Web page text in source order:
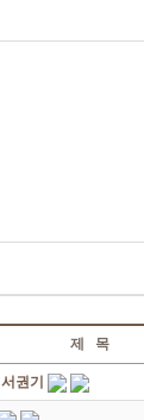
제 목
권기